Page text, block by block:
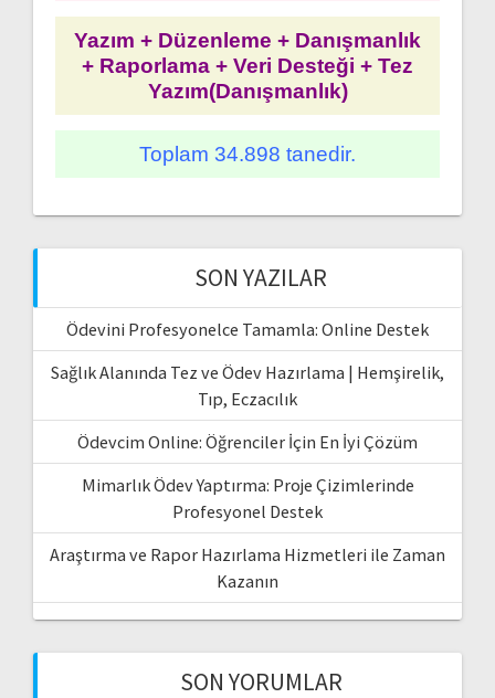
Yazım + Düzenleme + Danışmanlık
+ Raporlama + Veri Desteği + Tez
Yazım(Danışmanlık)
Toplam 34.898 tanedir.
SON YAZILAR
Ödevini Profesyonelce Tamamla: Online Destek
Sağlık Alanında Tez ve Ödev Hazırlama | Hemşirelik,
Tıp, Eczacılık
Ödevcim Online: Öğrenciler İçin En İyi Çözüm
Mimarlık Ödev Yaptırma: Proje Çizimlerinde
Profesyonel Destek
Araştırma ve Rapor Hazırlama Hizmetleri ile Zaman
Kazanın
SON YORUMLAR